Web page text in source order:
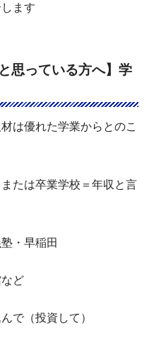
ます
思っている方へ】学
は優れた学業からとのこ
たは卒業学校＝年収と言
・早稲田
ど
で（投資して）